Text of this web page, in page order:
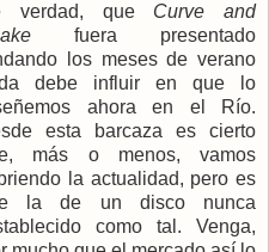
verdad, que Curve and
fuera presentado
los meses de verano
debe influir en que lo
ahora en el Río.
esta barcaza es cierto
más o menos, vamos
la actualidad, pero es
la de un disco nunca
como tal. Venga,